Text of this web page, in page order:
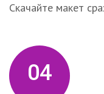
Скачайте макет
04